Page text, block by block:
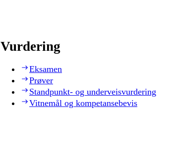
Vurdering
Eksamen
Prøver
Standpunkt- og underveisvurdering
Vitnemål og kompetansebevis